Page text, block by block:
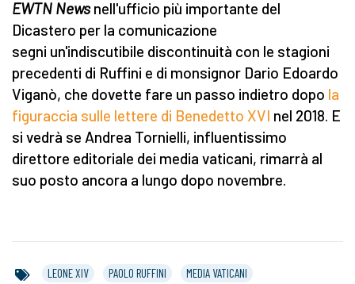
EWTN News nell'ufficio più importante del
Dicastero per la comunicazione
segni un'indiscutibile discontinuità con le stagioni
precedenti di Ruffini e di monsignor Dario Edoardo
Viganò, che dovette fare un passo indietro dopo la
figuraccia sulle lettere di Benedetto XVI nel 2018. E
si vedrà se Andrea Tornielli, influentissimo
direttore editoriale dei media vaticani, rimarrà al
suo posto ancora a lungo dopo novembre.
LEONE XIV PAOLO RUFFINI
MEDIA VATICANI